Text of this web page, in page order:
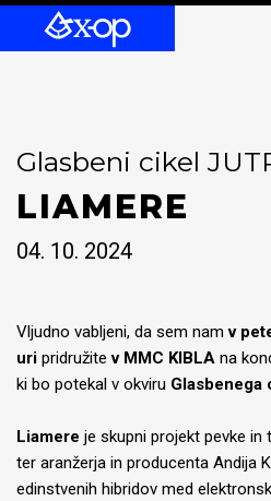
Glasbeni cikel
LIAMERE
04. 10. 2024
Vljudno vabljeni, da sem namv
uri pridružitev MMC KIBLA na
ki bo potekal v okviru Glasbenega
Liamere je skupni projekt pevke in
ter aranžerja in producenta Andija
edinstvenih hibridov med